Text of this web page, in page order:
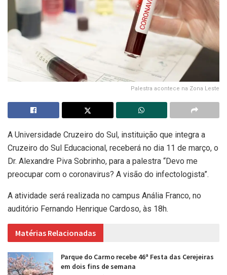
Palestra acontece na Zona Leste
A Universidade Cruzeiro do Sul, instituição que integra a
Cruzeiro do Sul Educacional, receberá no dia 11 de março, o
Dr. Alexandre Piva Sobrinho, para a palestra “Devo me
preocupar com o coronavirus? A visão do infectologista”.
A atividade será realizada no campus Anália Franco, no
auditório Fernando Henrique Cardoso, às 18h.
Matérias Relacionadas
Parque do Carmo recebe 46ª Festa das Cerejeiras
em dois fins de semana